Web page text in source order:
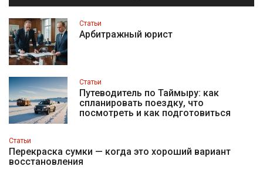
Статьи
Арбитражный юрист
Статьи
Путеводитель по Таймыру: как
спланировать поездку, что
посмотреть и как подготовиться
Статьи
Перекраска сумки — когда это хороший вариант
восстановления